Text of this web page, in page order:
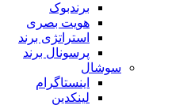
برندبوک
هویت بصری
استراتژی برند
پرسونال برند
سوشال
اینستاگرام
لینکدین